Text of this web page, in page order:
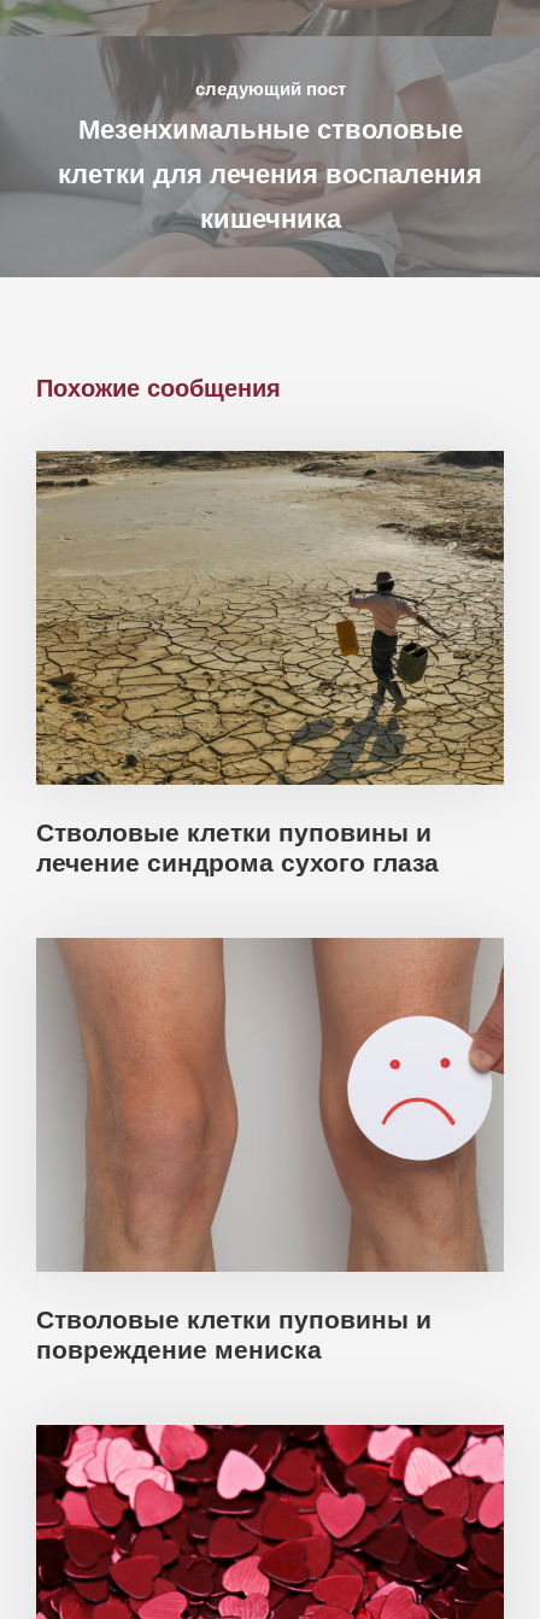
следующий пост
Мезенхимальные стволовые
клетки для лечения воспаления
кишечника
Похожие сообщения
Стволовые клетки пуповины и
лечение синдрома сухого глаза
Стволовые клетки пуповины и
повреждение мениска